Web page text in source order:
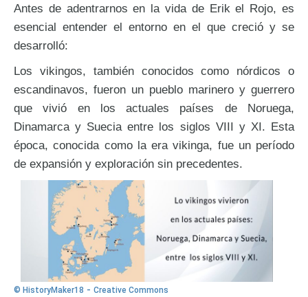
Antes de adentrarnos en la vida de Erik el Rojo, es
esencial entender el entorno en el que creció y se
desarrolló:
Los vikingos, también conocidos como nórdicos o
escandinavos, fueron un pueblo marinero y guerrero
que vivió en los actuales países de Noruega,
Dinamarca y Suecia entre los siglos VIII y XI. Esta
época, conocida como la era vikinga, fue un período
de expansión y exploración sin precedentes.
© HistoryMaker18 - Creative Commons